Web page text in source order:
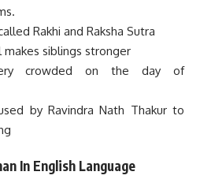
Rakhi and Raksha Sutra
makes siblings stronger
crowded on the day of
by Ravindra Nath Thakur to
In English Language